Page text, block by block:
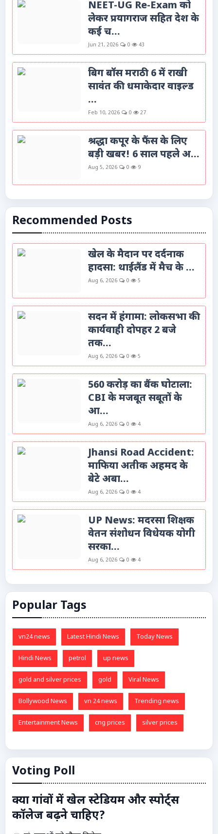
NEET-UG Re-Exam को
लेकर प्रयागराज सहित देश के
कई च...
Jun 21, 2026 0 43
बिग बॉस मराठी 6 में राखी
सावंत की धमाकेदार वाइल्ड
...
Feb 10, 2026 0 27
श्रद्धा कपूर के फैंस के लिए
बड़ी खबर! 6 साल पहले अ...
Aug 5, 2026 0 9
Recommended Posts
खेल के मैदान पर दर्दनाक
हादसा: थाईलैंड में मैच के ...
Aug 6, 2026 0 5
सदन में हंगामा: लोकसभा की
कार्यवाही दोपहर 2 बजे
तक...
Aug 6, 2026 0 5
560 करोड़ का बैंक घोटाला:
CBI के मजबूत सबूतों के
आ...
Aug 6, 2026 0 4
Jhansi Road Accident:
माफिया अतीक अहमद के
बेटे अबा...
Aug 6, 2026 0 4
UP News: मदरसा शिक्षक
वेतन संशोधन विधेयक योगी
सरका...
Aug 6, 2026 0 4
Popular Tags
vn24 news Latest Hindi News Today News
Hindi News petrol up news
gold and silver prices gold Viral News
Bollywood News vn 24 news Trending news
Entertainment News cng prices silver prices
Voting Poll
क्या गांवों में खेल स्टेडियम और स्पोर्ट्स
कॉलेज बढ़ने चाहिए?